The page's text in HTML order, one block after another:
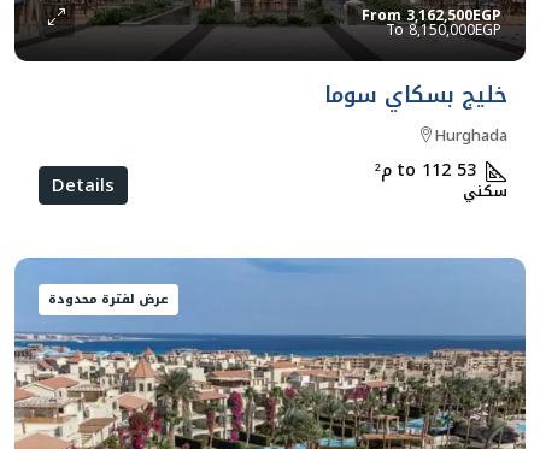
From3,162,500EGP
8,150,000EGP
خليج بسكاي سوما
Hurghada
53 to 112 م²
سكني Details
عرض لفترة محدودة